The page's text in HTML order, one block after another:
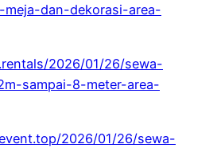
dan-dekorasi-area-
2026/01/26/sewa-
sampai-8-meter-area-
2026/01/26/sewa-